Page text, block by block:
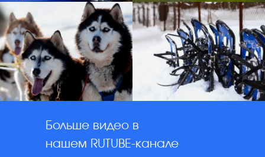
Больше видео в
нашем RUTUBE-канале